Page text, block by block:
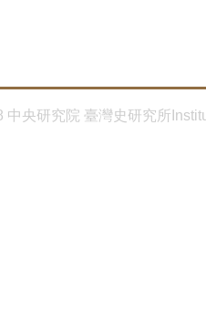
中央研究院 臺灣史研究所